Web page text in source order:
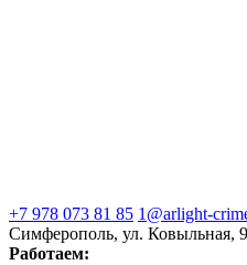
+7 978 073 81 85 1@arlight-
Симферополь, ул. Ковыльная,
Работаем: